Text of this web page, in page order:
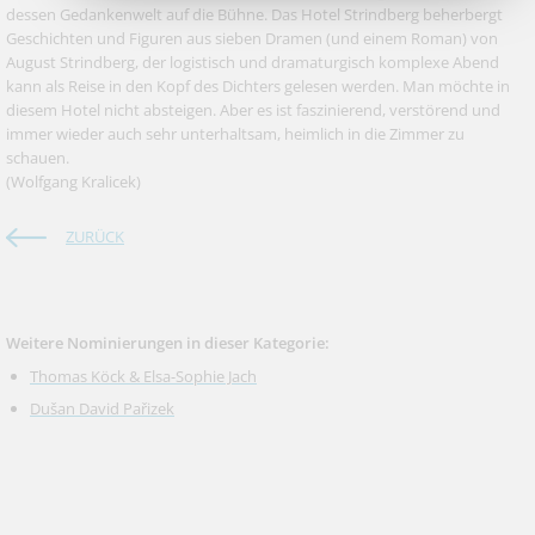
dessen Gedankenwelt auf die Bühne. Das Hotel Strindberg beherbergt
Geschichten und Figuren aus sieben Dramen (und einem Roman) von
August Strindberg, der logistisch und dramaturgisch komplexe Abend
kann als Reise in den Kopf des Dichters gelesen werden. Man möchte in
diesem Hotel nicht absteigen. Aber es ist faszinierend, verstörend und
immer wieder auch sehr unterhaltsam, heimlich in die Zimmer zu
schauen.
(Wolfgang Kralicek)
ZURÜCK
Weitere Nominierungen in dieser Kategorie:
Thomas Köck & Elsa-Sophie Jach
Dušan David Pařizek